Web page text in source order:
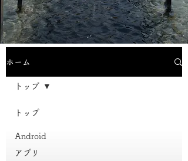
ホーム
トップ
Android
アプリ
トップ